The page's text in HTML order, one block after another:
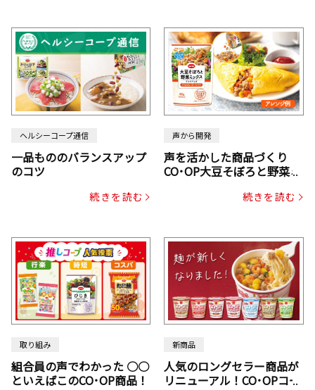
ヘルシーコープ通信
一品もののバランスアップ
のコツ
続きを読む
声から開発
声を活かした商品づくり
CO･OP大豆そぼろと野菜ミ
じん・コーン入り）続きを読む
取り組み
組合員の声でわかった ○○
といえばこのCO･OP商品！
新商品
人気のロングセラー商品が
リニューアル！CO･OPコー